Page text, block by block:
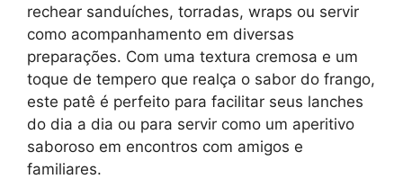
rechear sanduíches, torradas, wraps ou servir
como acompanhamento em diversas
preparações. Com uma textura cremosa e um
toque de tempero que realça o sabor do frango,
este patê é perfeito para facilitar seus lanches
do dia a dia ou para servir como um aperitivo
saboroso em encontros com amigos e
familiares.